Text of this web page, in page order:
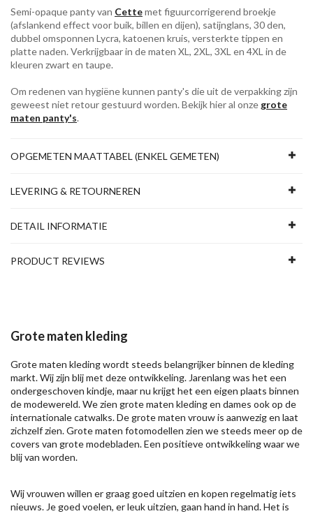
Semi-opaque panty van Cettemet figuurcorrigerend broekje
(afslankend effect voor buik, billen en dijen), satijnglans, 30 den,
dubbel omsponnen Lycra, katoenen kruis, versterkte tippen en
platte naden. Verkrijgbaar in de maten XL, 2XL, 3XL en 4XL in de
kleuren zwart en taupe.
Om redenen van hygiëne kunnen panty's die uit de verpakking zijn
geweest niet retour gestuurd worden. Bekijk hier al onze grote
maten panty's.
OPGEMETEN MAATTABEL (ENKEL GEMETEN)
LEVERING & RETOURNEREN
DETAIL INFORMATIE
PRODUCT REVIEWS
Grote maten kleding
Grote maten kleding wordt steeds belangrijker binnen de kleding
markt. Wij zijn blij met deze ontwikkeling. Jarenlang was het een
ondergeschoven kindje, maar nu krijgt het een eigen plaats binnen
de modewereld. We zien grote maten kleding en dames ook op de
internationale catwalks. De grote maten vrouw is aanwezig en laat
zichzelf zien. Grote maten fotomodellen zien we steeds meer op de
covers van grote modebladen. Een positieve ontwikkeling waar we
blij van worden.
Wij vrouwen willen er graag goed uitzien en kopen regelmatig iets
nieuws. Je goed voelen, er leuk uitzien, gaan hand in hand. Het is